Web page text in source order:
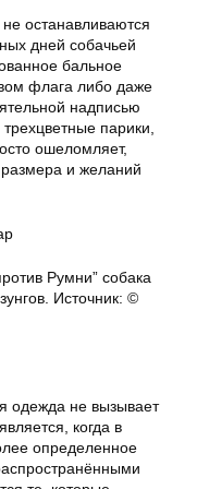
останавливаются
дней собачьей
бальное
флага либо даже
надписью
парики,
ошеломляет,
и желаний
Румни” собака
Источник: ©
одежда не вызывает
когда в
определенное